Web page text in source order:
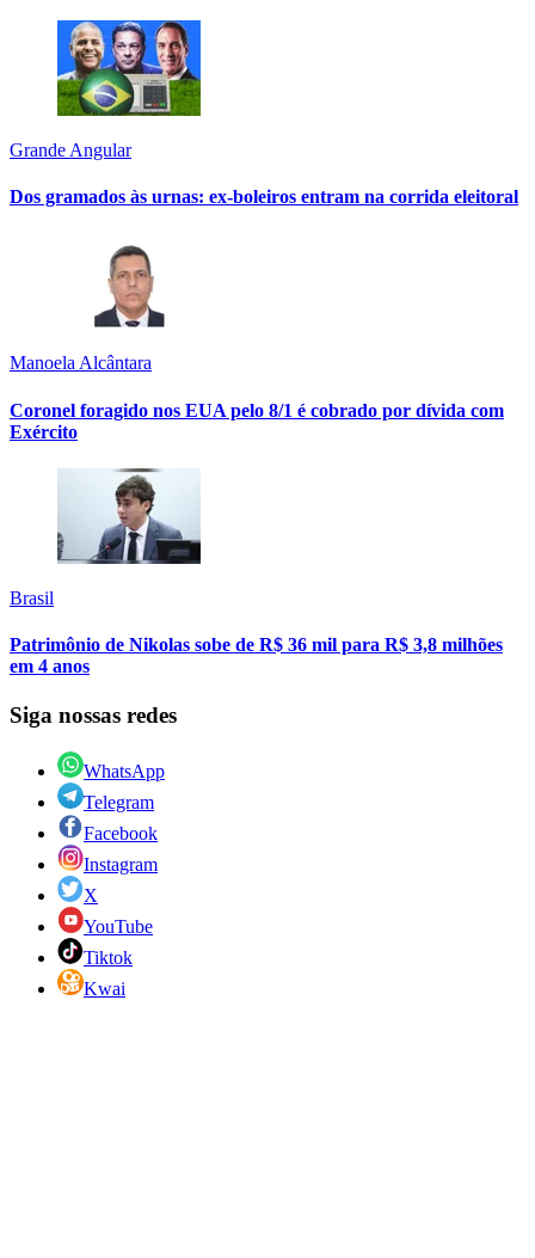
Grande Angular
Dos gramados às urnas: ex-boleiros entram na corrida eleitoral
Manoela Alcântara
Coronel foragido nos EUA pelo 8/1 é cobrado por dívida com
Exército
Brasil
Patrimônio de Nikolas sobe de R$ 36 mil para R$ 3,8 milhões
em 4 anos
Siga nossas redes
WhatsApp
Telegram
Facebook
Instagram
X
YouTube
Tiktok
Kwai